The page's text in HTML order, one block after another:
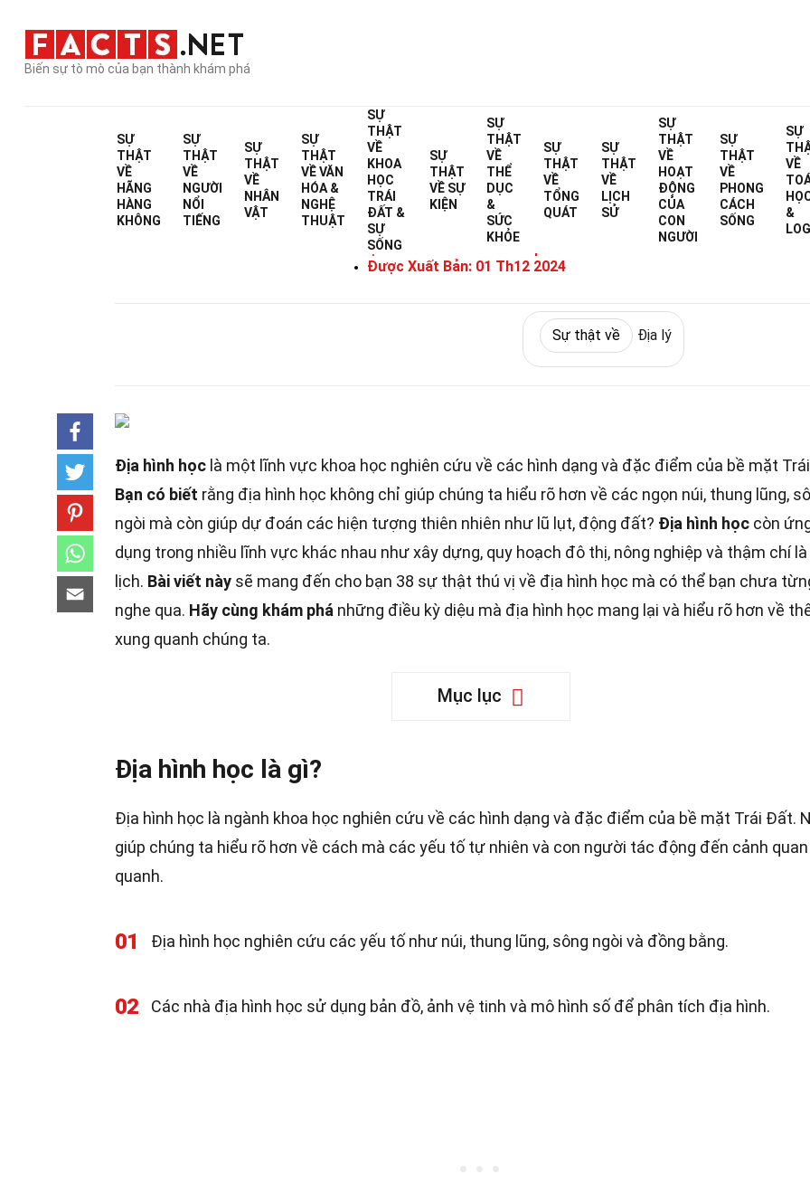
Biến sự tò mò của bạn thành khám phá
SỰ
THẬT
VỀ
HÃNG
HÀNG
KHÔNG
SỰ
THẬT
VỀ
NGƯỜI
NỔI
TIẾNG
SỰ
THẬT
VỀ
NHÂN
VẬT
SỰ
THẬT
VỀVĂN
HÓA &
NGHỆ
THUẬT
SỰ
THẬT
VỀ
KHOA
HỌC
TRÁI
ĐẤT &
SỰ
SỐNG
SỰ
THẬT
VỀ SỰ
KIỆN
SỰ
THẬT
VỀ
THỂ
DỤC
&
SỨC
KHỎE
SỰ
THẬT
VỀ
TỔNG
QUÁT
SỰ
THẬT
VỀ
LỊCH
SỬ
SỰ
THẬT
VỀ
HOẠT
ĐỘNG
CỦA
CON
NGƯỜI
SỰ
THẬT
VỀ
PHONG
CÁCH
SỐNG
SỰ
VỀ
&
Home Sự thật về
38 Sự Thật Về Địa Hình Học
Được Viết Bởi:
Được Xuất Bản: 01 Th12 2024
Đã được chuyên gia xác minhHướng
Sự thật về Địa lý
Địa hình học là một lĩnh vực khoa học nghiên cứu về các hình dạng và đặc điểm của bề mặt
Bạn có biết rằng địa hình học không chỉ giúp chúng ta hiểu rõ hơn về các ngọn núi, thung lũng,
ngòi mà còn giúp dự đoán các hiện tượng thiên nhiên như lũ lụt, động đất? Địa hình học còn
dụng trong nhiều lĩnh vực khác nhau như xây dựng, quy hoạch đô thị, nông nghiệp và thậm chí là
lịch. Bài viết này sẽ mang đến cho bạn 38 sự thật thú vị về địa hình học mà có thể bạn chưa
nghe qua. Hãy cùng khám phá những điều kỳ diệu mà địa hình học mang lại và hiểu rõ hơn về
xung quanh chúng ta.
Mục lục
Địa hình học là gì?
Địa hình học là ngành khoa học nghiên cứu về các hình dạng và đặc điểm của bề mặt Trái Đất.
giúp chúng ta hiểu rõ hơn về cách mà các yếu tố tự nhiên và con người tác động đến cảnh
quanh.
01 Địa hình học nghiên cứu các yếu tố như núi, thung lũng, sông ngòi và đồng bằng.
02 Các nhà địa hình học sử dụng bản đồ, ảnh vệ tinh và mô hình số để phân tích địa hình.